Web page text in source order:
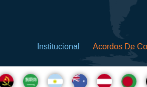
Institucional Acordos De